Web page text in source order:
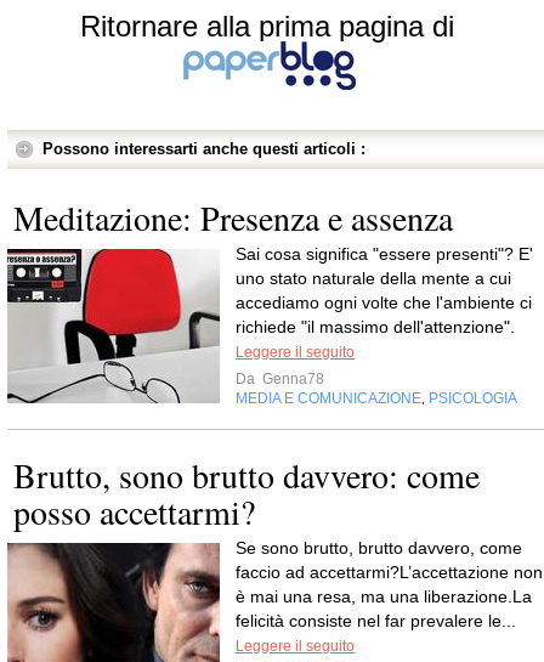
Ritornare alla prima pagina di
Possono interessarti anche questi articoli :
Meditazione: Presenza e assenza
Sai cosa significa "essere presenti"? E'
uno stato naturale della mente a cui
accediamo ogni volte che l'ambiente ci
richiede "il massimo dell'attenzione".
Leggere il seguito
Da Genna78
MEDIA E COMUNICAZIONE PSICOLOGIA
Brutto, sono brutto davvero: come
posso accettarmi?
Se sono brutto, brutto davvero, come
faccio ad accettarmi?L’accettazione non
è mai una resa, ma una liberazione.La
felicità consiste nel far prevalere le...
Leggere il seguito